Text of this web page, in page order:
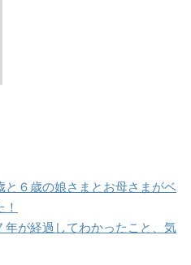
ようです。お給料の２
給休暇プラス１か月の休
と６歳の娘さまとお母さまがベ
年が経過してわかったこと、気